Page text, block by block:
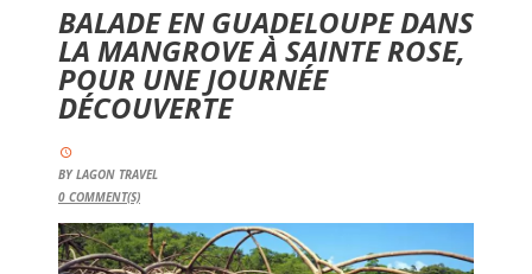
BALADE EN GUADELOUPE DANS
LA MANGROVE À SAINTE ROSE,
POUR UNE JOURNÉE
DÉCOUVERTE
BYLAGON TRAVEL
0 COMMENT(S)